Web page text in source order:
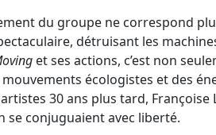
du groupe ne correspond
détruisant les
et ses actions, c’est non
écologistes et des
30 ans plus tard,
se conjuguaient avec liberté.